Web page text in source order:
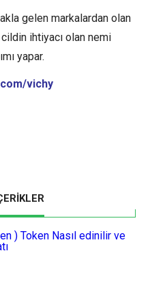
gelen markalardan olan
ihtiyacı olan nemi
yapar.
vichy